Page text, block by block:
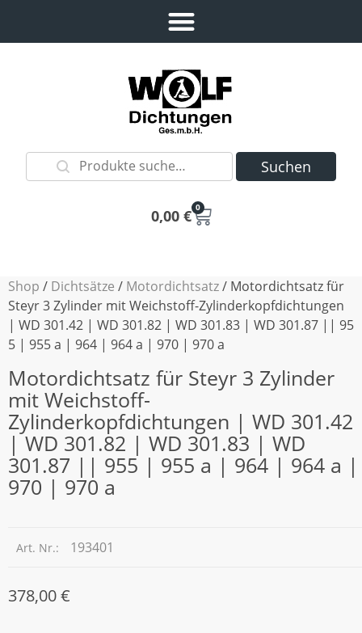
Suchen
0,00 € 0
Shop / Dichtsätze / Motordichtsatz/ Motordichtsatz für
Steyr 3 Zylinder mit Weichstoff-Zylinderkopfdichtungen
| WD 301.42 | WD 301.82 | WD 301.83 | WD 301.87 || 95
5 | 955 a | 964 | 964 a | 970 | 970 a
Motordichtsatz für Steyr 3 Zylinder
mit Weichstoff-
Zylinderkopfdichtungen | WD 301.42
| WD 301.82 | WD 301.83 | WD
301.87 || 955 | 955 a | 964 | 964 a |
970 | 970 a
Art. Nr.: 193401
378,00€